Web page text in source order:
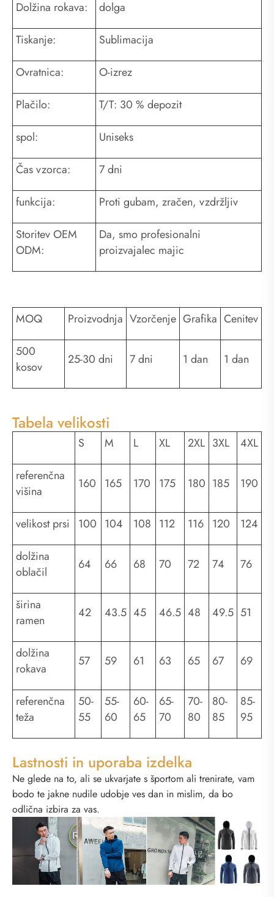
Dolžina rokava: dolga
Tiskanje: Sublimacija
Ovratnica: O-izrez
Plačilo: T/T: 30 % depozit
spol: Uniseks
Čas vzorca: 7 dni
funkcija: Proti gubam, zračen, vzdržljiv
Storitev OEM
ODM:
Da, smo profesionalni
proizvajalec majic
MOQ Proizvodnja Vzorčenje Grafika Cenitev
500
kosov
25-30 dni 7 dni 1 dan 1 dan
Tabela velikosti
S M L XL 2XL 3XL 4XL
referenčna
višina
160 165 170 175 180 185 190
velikost prsi 100 104 108 112 116 120 124
dolžina
oblačil
64 66 68 70 72 74 76
širina
ramen
42 43.5 45 46.5 48 49.5 51
dolžina
rokava
57 59 61 63 65 67 69
referenčna
teža
50-
55
55-
60
60-
65
65-
70
70-
80
80-
85
85-
95
Lastnosti in uporaba izdelka
Ne glede na to, ali se ukvarjate s športom ali trenirate, vam
bodo te jakne nudile udobje ves dan in mislim, da bo
odlična izbira za vas.